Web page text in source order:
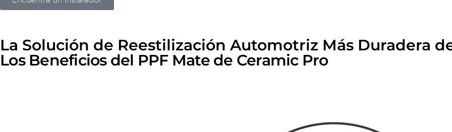
La Solución de Reestilización Automotriz Más Duradera
Los Beneficios del PPF Mate de Ceramic Pro